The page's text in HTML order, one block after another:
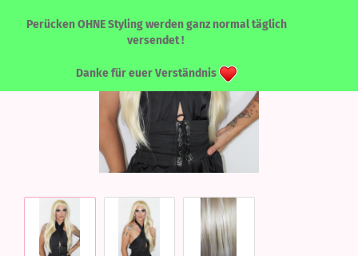
Perücken OHNE Styling werden ganz normal täglich
versendet !
Danke für euer Verständnis